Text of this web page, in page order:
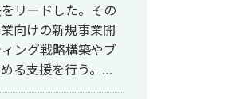
開発 ・IT教育会社
2ヶ月目年3300万
月商達成。マネジ
バーの成果向上、
リードした。その
向けの新規事業開
ング戦略構築やブ
る支援を行う。
」と「採用」を軸と